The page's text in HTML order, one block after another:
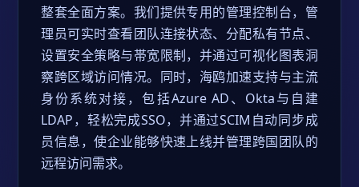
整套全面方案。我们提供专用的管理控制台，管
理员可实时查看团队连接状态、分配私有节点、
设置安全策略与帯宽限制，并通过可视化图表洞
察跨区域访问情况。同时，海鸥加速支持与主流
身份系统对接，包括Azure AD、Okta与自建
LDAP，轻松完成SSO，并通过SCIM自动同步成
员信息，使企业能够快速上线并管理跨国团队的
远程访问需求。